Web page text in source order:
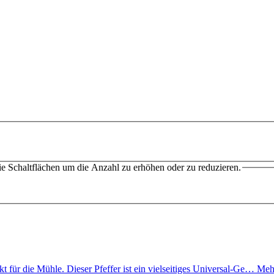
um die Anzahl zu erhöhen oder zu reduzieren.
für die Mühle. Dieser Pfeffer ist ein vielseitiges Universal-Ge…